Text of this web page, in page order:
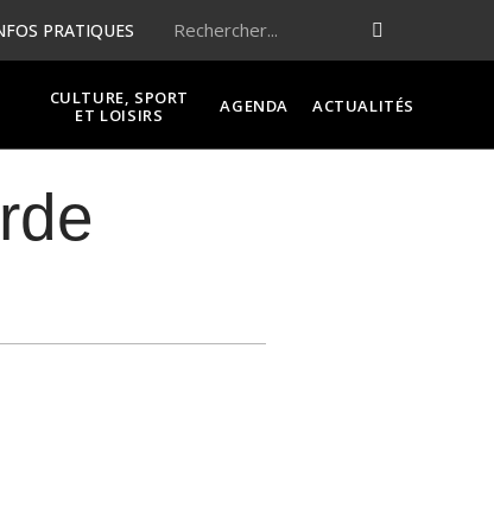
PRATIQUES
CULTURE, SPORT
ET LOISIRS
AGENDA ACTUALITÉS